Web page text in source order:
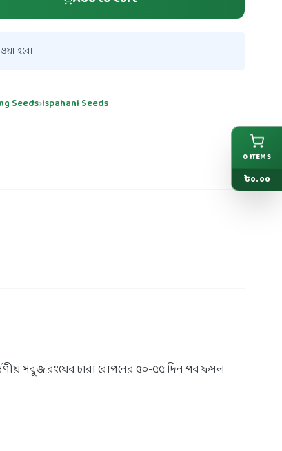
হবে।
Seeds›Ispahani Seeds
সবুজ রংয়ের চারা রোপনের ৫০-৫৫ দিন পর ফসল
0 ITEMS
৳0.00